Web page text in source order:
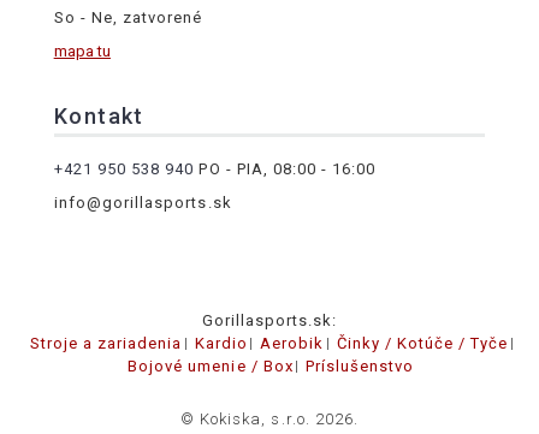
So - Ne, zatvorené
mapa tu
Kontakt
+421 950 538 940 PO - PIA, 08:00 - 16:00
info@gorillasports.sk
Gorillasports.sk:
Stroje a zariadenia
Kardio Aerobik
Činky / Kotúče / Tyče
Bojové umenie / Box
Príslušenstvo
© Kokiska, s.r.o. 2026.